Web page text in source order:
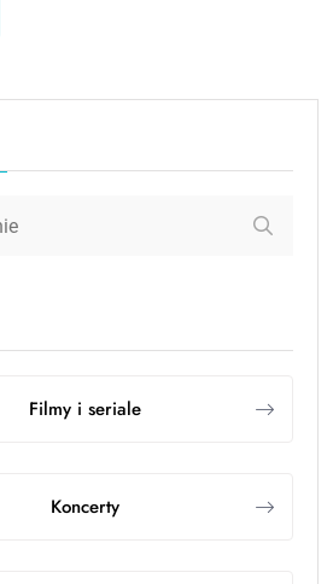
Filmy i seriale
Koncerty